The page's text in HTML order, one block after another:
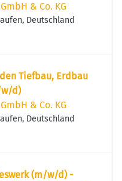
& Co. KG
Deutschland
Tiefbau, Erdbau
(m/w/d)
& Co. KG
Deutschland
(m/w/d) -